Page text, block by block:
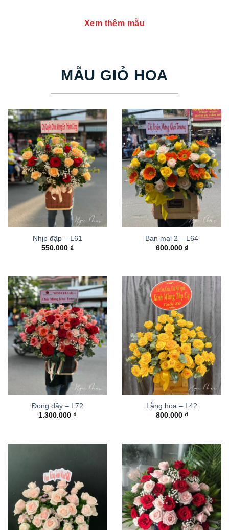
Xem thêm mẫu
MẪU GIỎ HOA
Nhịp đập – L61
550.000 ₫
Ban mai 2 – L64
600.000 ₫
Đong đầy – L72
1.300.000 ₫
Lẵng hoa – L42
800.000 ₫